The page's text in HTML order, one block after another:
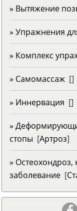
» Вытяжение
» Упражнения
» Комплекс
» Самомассаж []
» Иннервация []
»
стопы [Артроз]
»
заболевание [